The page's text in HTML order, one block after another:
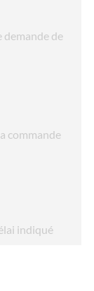
demande de
commande
indiqué